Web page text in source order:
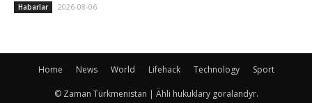
Habarlar 2026-08-06
Home News World Lifehack Technology Sport
© Zaman Türkmenistan | Ähli hukuklary goralandyr.